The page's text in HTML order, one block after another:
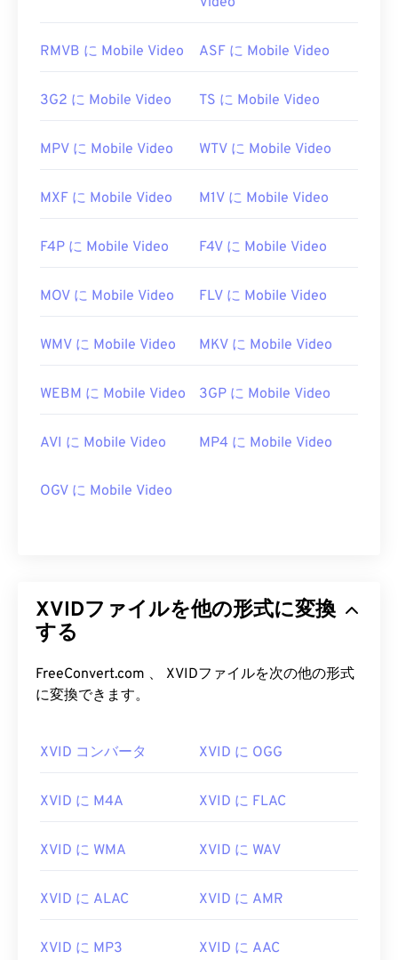
00 00 00
00 00 00
開発元: DivX
役立つリンク:
https://en.wikipedia.org/wiki/Xvid
RMVB に Mobile Video ASF に Mobile Video
3G2 に Mobile Video TS に Mobile Video
MPV に Mobile Video WTV に Mobile Video
MXF に Mobile Video M1V に Mobile Video
F4P に Mobile Video F4V に Mobile Video
MOV に Mobile Video FLV に Mobile Video
WMV に Mobile Video MKV に Mobile Video
WEBM に Mobile Video 3GP に Mobile Video
AVI に Mobile Video MP4 に Mobile Video
OGV に Mobile Video
XVIDファイルを他の形式に変換
する
FreeConvert.com 、 XVIDファイルを次の他の形式
に変換できます。
XVID コンバータ XVID に OGG
XVID に M4A XVID に FLAC
XVID に WMA XVID に WAV
XVID に ALAC XVID に AMR
XVID に MP3 XVID に AAC